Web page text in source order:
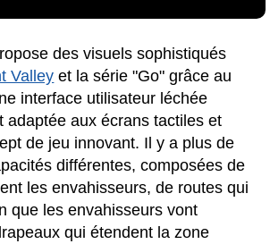
des visuels sophistiqués
Valley et la série "Go" grâce au
interface utilisateur léchée
adaptée aux écrans tactiles et
de jeu innovant. Il y a plus de
différentes, composées de
les envahisseurs, de routes qui
que les envahisseurs vont
qui étendent la zone